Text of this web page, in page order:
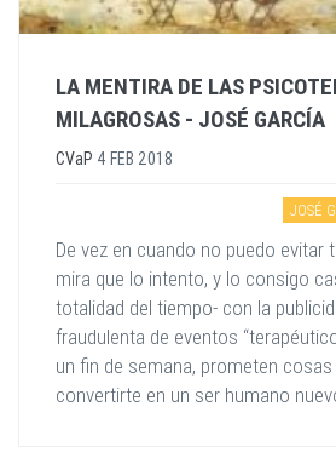
LA MENTIRA DE LAS
MILAGROSAS - JOSÉ GARCÍA
CVaP 4 FEB 2018
JOSÉ
De vez en cuando no puedo evitar
mira que lo intento, y lo consigo
totalidad del tiempo- con la
fraudulenta de eventos
un fin de semana, prometen
convertirte en un ser humano